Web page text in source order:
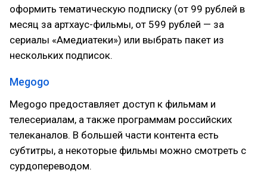
оформить тематическую подписку (от 99 рублей в
месяц за артхаус-фильмы, от 599 рублей — за
сериалы «Амедиатеки») или выбрать пакет из
нескольких подписок.
Megogo
Megogo предоставляет доступ к фильмам и
телесериалам, а также программам российских
телеканалов. В большей части контента есть
субтитры, а некоторые фильмы можно смотреть с
сурдопереводом.